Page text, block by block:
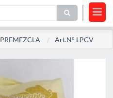
PREMEZCLA Art.N° LPCV